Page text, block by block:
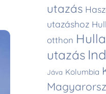
utazás
utazáshoz
otthon
utazás
Jáva Kolumbia